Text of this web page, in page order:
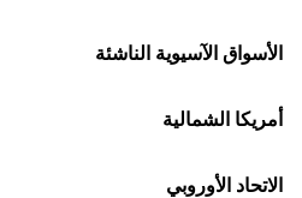
الأسواق الآسيوية الناشئة
أمريكا الشمالية
الاتحاد الأوروبي